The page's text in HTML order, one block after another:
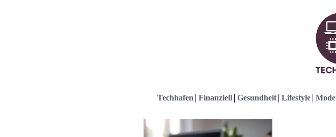
Techhafen Finanziell Gesundheit Lifestyle Mode